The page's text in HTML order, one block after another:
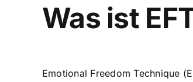
Was ist
Emotional Freedom Technique